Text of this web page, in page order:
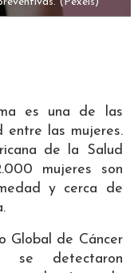
es una de las
entre las mujeres.
de la Salud
mujeres son
y cerca de
Global de Cáncer
se detectaron